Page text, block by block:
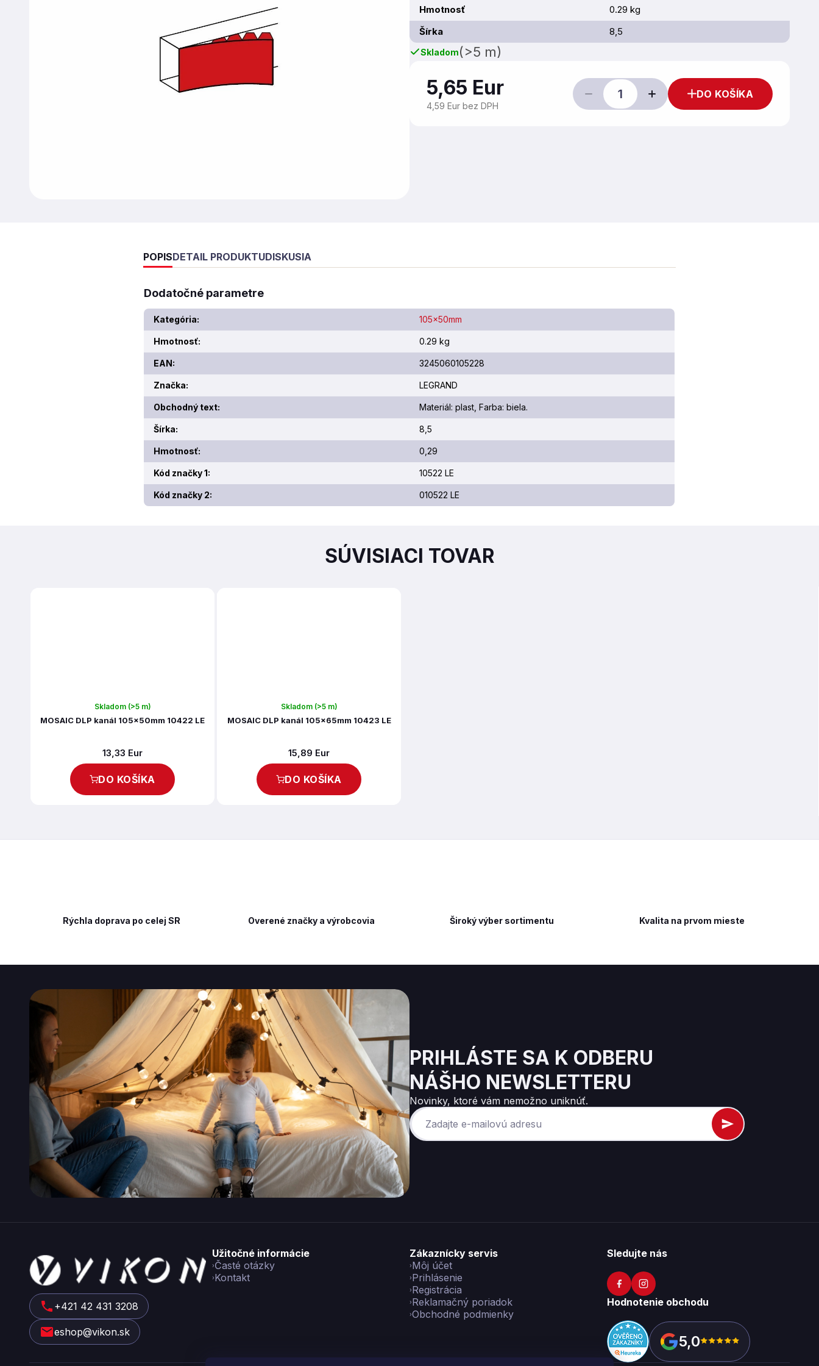
Hmotnosť
0.29 kg
Šírka
8,5
Skladom(>5 m)
5,65 Eur
4,59 Eur bez DPH
DO KOŠÍKA
POPISDETAIL PRODUKTUDISKUSIA
Dodatočné parametre
Kategória: 105x50mm
Hmotnosť: 0.29 kg
EAN: 3245060105228
Značka: LEGRAND
Obchodný text: Materiál: plast, Farba: biela.
Šírka: 8,5
Hmotnosť: 0,29
Kód značky 1: 10522 LE
Kód značky 2: 010522 LE
SÚVISIACI TOVAR
Skladom (>5 m)
MOSAIC DLP kanál 105x50mm 10422 LE
13,33 Eur
DO KOŠÍKA
Skladom (>5 m)
MOSAIC DLP kanál 105x65mm 10423 LE
15,89 Eur
DO KOŠÍKA
Kvalita na prvom mieste
Overené značky a výrobcovia
Rýchla doprava po celej SR Široký výber sortimentu
PRIHLÁSTE SA K ODBERU
NÁŠHO NEWSLETTERU
Novinky, ktoré vám nemožno uniknúť.
+421 42 431 3208
eshop@vikon.sk
Užitočné informácie
Časté otázky
Kontakt
Zákaznícky servis
Môj účet
Prihlásenie
Registrácia
Reklamačný poriadok
Obchodné podmienky
Sledujte nás
Hodnotenie obchodu
5,0
á
p
ä
t
e